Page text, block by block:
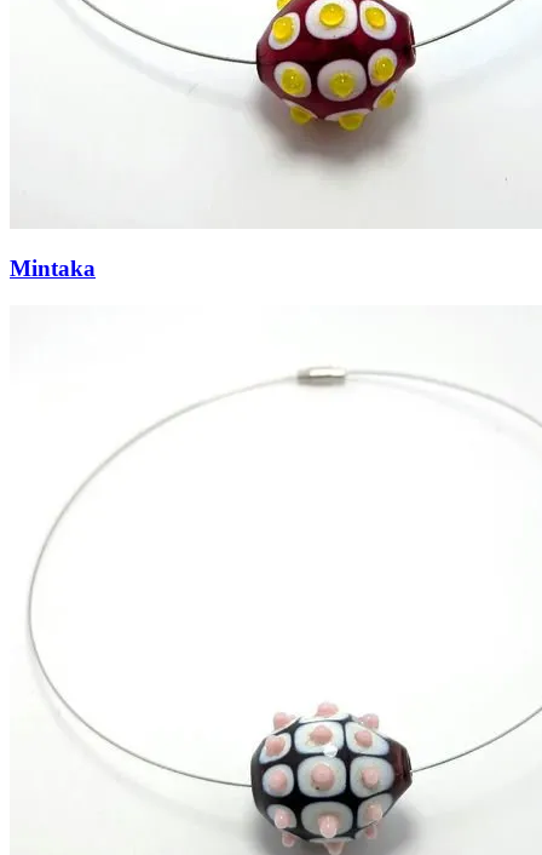
Mintaka